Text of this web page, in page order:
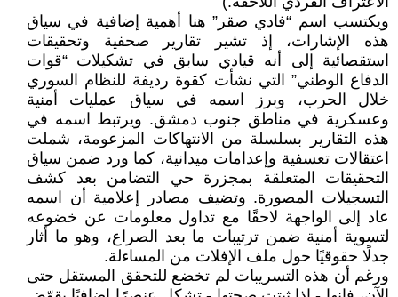
ويكتسب اسم “فادي صقر” هنا أهمية إضافية في سياق
هذه الإشارات، إذ تشير تقارير صحفية وتحقيقات
استقصائية إلى أنه قيادي سابق في تشكيلات “قوات
الدفاع الوطني” التي نشأت كقوة رديفة للنظام السوري
خلال الحرب، وبرز اسمه في سياق عمليات أمنية
وعسكرية في مناطق جنوب دمشق. ويرتبط اسمه في
هذه التقارير بسلسلة من الانتهاكات المزعومة، شملت
اعتقالات تعسفية وإعدامات ميدانية، كما ورد ضمن سياق
التحقيقات المتعلقة بمجزرة حي التضامن بعد كشف
التسجيلات المصورة. وتضيف مصادر إعلامية أن اسمه
عاد إلى الواجهة لاحقًا مع تداول معلومات عن خضوعه
لتسوية أمنية ضمن ترتيبات ما بعد الصراع، وهو ما أثار
جدلًا حقوقيًا حول ملف الإفلات من المساءلة.
ورغم أن هذه التسريبات لم تخضع للتحقق المستقل حتى